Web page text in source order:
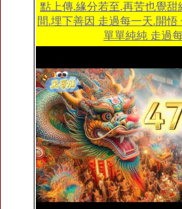
點上傳.緣分若至.再苦也覺甜
間.埋下善因 走過每一天.開悟
單單純純 走過